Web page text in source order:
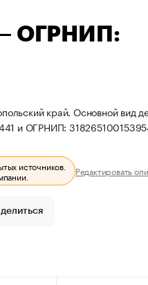
— ОГРНИП:
край. Основной вид
и ОГРНИП:
источников.
Редактировать